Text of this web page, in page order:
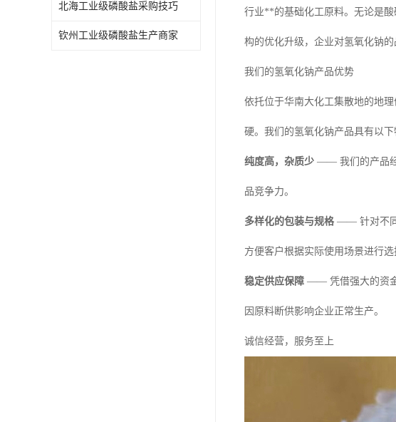
北海工业级磷酸盐采购技巧
钦州工业级磷酸盐生产商家
行业**的基础化工原料。无论是
构的优化升级，企业对氢氧化钠
我们的氢氧化钠产品优势
依托位于华南大化工集散地的地
硬。我们的氢氧化钠产品具有以下
纯度高，杂质少 —— 我们的产品经
品竞争力。
多样化的包装与规格 —— 针对不同
方便客户根据实际使用场景进行选
稳定供应保障 —— 凭借强大的资金
因原料断供影响企业正常生产。
诚信经营，服务至上